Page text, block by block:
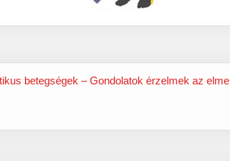
betegségek – Gondolatok érzelmek az elme